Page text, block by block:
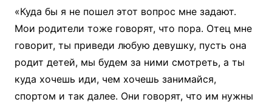
«Куда бы я не пошел этот вопрос мне задают.
Мои родители тоже говорят, что пора. Отец мне
говорит, ты приведи любую девушку, пусть она
родит детей, мы будем за ними смотреть, а ты
куда хочешь иди, чем хочешь занимайся,
спортом и так далее. Они говорят, что им нужны